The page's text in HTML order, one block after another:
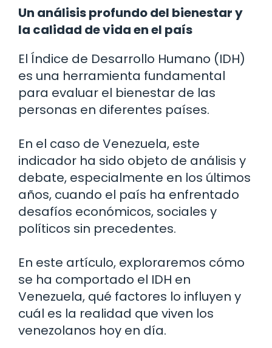
Un análisis profundo del bienestar y
la calidad de vida en el país
El Índice de Desarrollo Humano (IDH)
es una herramienta fundamental
para evaluar el bienestar de las
personas en diferentes países.
En el caso de Venezuela, este
indicador ha sido objeto de análisis y
debate, especialmente en los últimos
años, cuando el país ha enfrentado
desafíos económicos, sociales y
políticos sin precedentes.
En este artículo, exploraremos cómo
se ha comportado el IDH en
Venezuela, qué factores lo influyen y
cuál es la realidad que viven los
venezolanos hoy en día.